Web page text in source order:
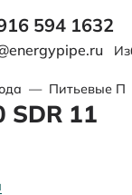
594 1632
— Питьевые
SDR 11